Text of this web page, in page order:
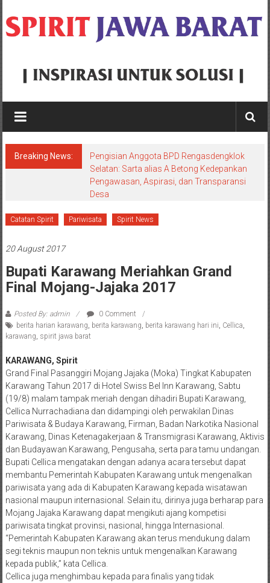
to
content
Spirit
Jawa
Barat
Inspirasi
Breaking News:
Pengisian Anggota BPD Rengasdengklok
Selatan: Sarta alias A Betong Kedepankan
Pengawasan, Aspirasi, dan Transparansi
Desa
Catatan Spirit Pariwisata Spirit News
20 August 2017
Bupati Karawang Meriahkan Grand
Final Mojang-Jajaka 2017
Posted By: admin
0 Comment
berita harian karawang berita karawang berita karawang hari ini Cellica
karawang spirit jawa barat
KARAWANG, Spirit
Grand Final Pasanggiri Mojang Jajaka (Moka) Tingkat Kabupaten
Karawang Tahun 2017 di Hotel Swiss Bel Inn Karawang, Sabtu
(19/8) malam tampak meriah dengan dihadiri Bupati Karawang,
Cellica Nurrachadiana dan didampingi oleh perwakilan Dinas
Pariwisata & Budaya Karawang, Firman, Badan Narkotika Nasional
Karawang, Dinas Ketenagakerjaan & Transmigrasi Karawang, Aktivis
dan Budayawan Karawang, Pengusaha, serta para tamu undangan.
Bupati Cellica mengatakan dengan adanya acara tersebut dapat
membantu Pemerintah Kabupaten Karawang untuk mengenalkan
pariwisata yang ada di Kabupaten Karawang kepada wisatawan
nasional maupun internasional. Selain itu, dirinya juga berharap para
Mojang Jajaka Karawang dapat mengikuti ajang kompetisi
pariwisata tingkat provinsi, nasional, hingga Internasional.
“Pemerintah Kabupaten Karawang akan terus mendukung dalam
segi teknis maupun non teknis untuk mengenalkan Karawang
kepada publik,” kata Cellica.
Cellica juga menghimbau kepada para finalis yang tidak